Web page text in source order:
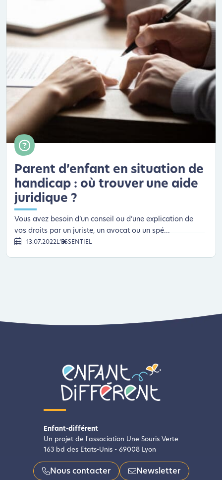
Parent d’enfant en situation de
handicap : où trouver une aide
juridique ?
Vous avez besoin d’un conseil ou d’une explication de
vos droits par un juriste, un avocat ou un spé...
13.07.2022L’ESSENTIEL
Enfant-différent
Un projet de l'association Une Souris Verte
163 bd des Etats-Unis - 69008 Lyon
Nous contacter Newsletter